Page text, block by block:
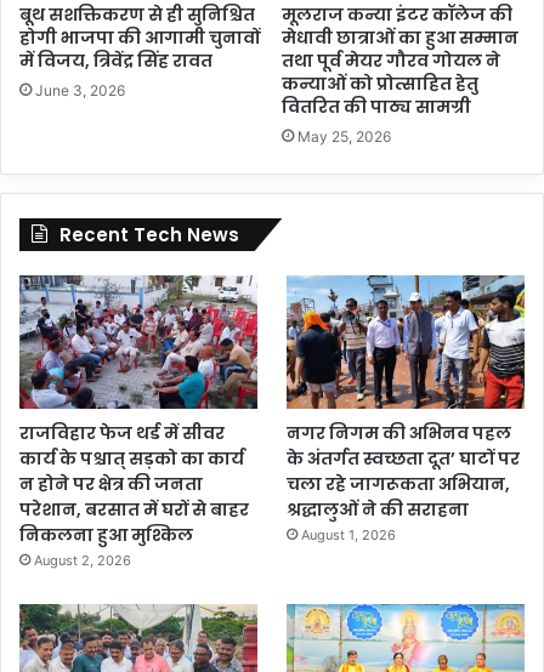
बूथ सशक्तिकरण से ही सुनिश्चित
होगी भाजपा की आगामी चुनावों
में विजय, त्रिवेंद्र सिंह रावत
June 3, 2026
मूलराज कन्या इंटर कॉलेज की
मेधावी छात्राओं का हुआ सम्मान
तथा पूर्व मेयर गौरव गोयल ने
कन्याओं को प्रोत्साहित हेतु
वितरित की पाठ्य सामग्री
May 25, 2026
Recent Tech News
राजविहार फेज थर्ड में सीवर
कार्य के पश्चात् सड़को का कार्य
न होने पर क्षेत्र की जनता
परेशान, बरसात में घरों से बाहर
निकलना हुआ मुश्किल
August 2, 2026
नगर निगम की अभिनव पहल
के अंतर्गत स्वच्छता दूत’ घाटों पर
चला रहे जागरूकता अभियान,
श्रद्धालुओं ने की सराहना
August 1, 2026